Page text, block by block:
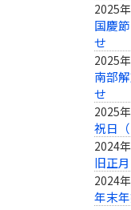
2025
国慶
せ
2025
南部
せ
2025
祝日
2024
旧正
2024
年末